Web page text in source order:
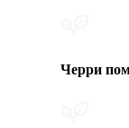
Черри помидоры